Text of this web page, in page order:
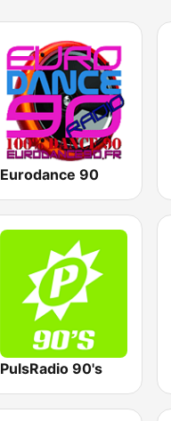
Eurodance 90
PulsRadio 90's